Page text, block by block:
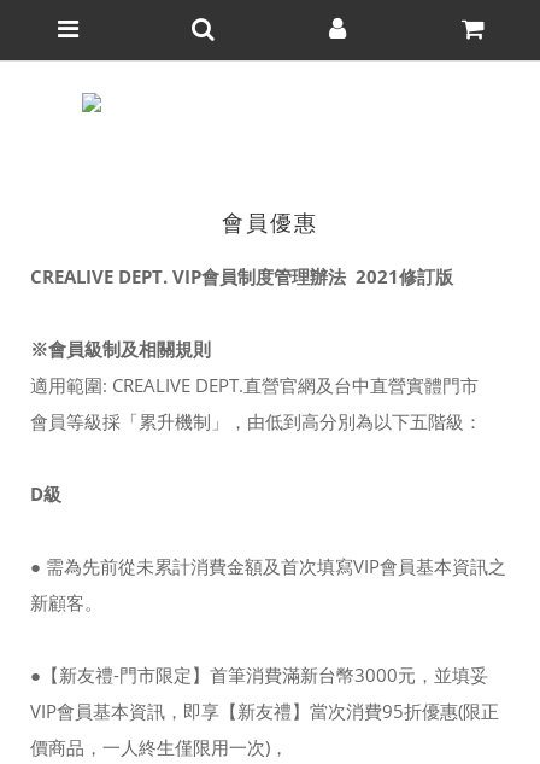
會員優惠
CREALIVE DEPT. VIP會員制度管理辦法 2021修訂版
※會員級制及相關規則
適用範圍: CREALIVE DEPT.直營官網及台中直營實體門市
會員等級採「累升機制」，由低到高分別為以下五階級：
D級
● 需為先前從未累計消費金額及首次填寫VIP會員基本資訊之
新顧客。
●【新友禮-門市限定】首筆消費滿新台幣3000元，並填妥
VIP會員基本資訊，即享【新友禮】當次消費95折優惠(限正
價商品，一人終生僅限用一次)，